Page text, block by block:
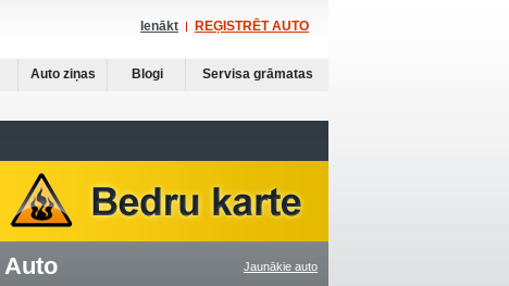
Ienākt REĢISTRĒT AUTO
Auto ziņas Blogi Servisa grāmatas
Jaunākie auto
Auto